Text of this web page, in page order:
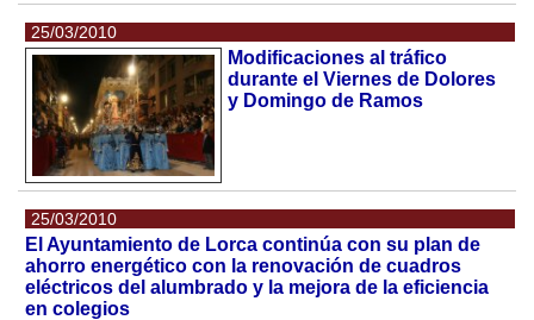
25/03/2010
Modificaciones al tráfico
durante el Viernes de Dolores
y Domingo de Ramos
25/03/2010
El Ayuntamiento de Lorca continúa con su plan de
ahorro energético con la renovación de cuadros
eléctricos del alumbrado y la mejora de la eficiencia
en colegios